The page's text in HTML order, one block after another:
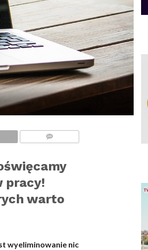
pracy!
warto
wyeliminowanie nic